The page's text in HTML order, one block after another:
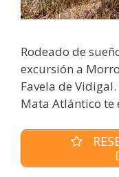
Rodeado de
excursión a
Favela de Vidigal.
Mata Atlántico te